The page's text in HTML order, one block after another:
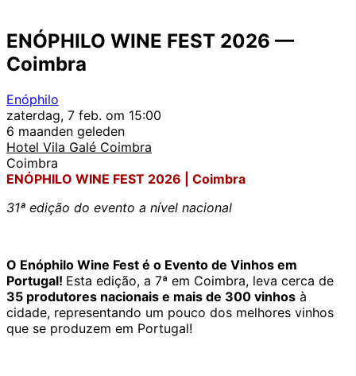
ENÓPHILO WINE FEST 2026 —
Coimbra
Enóphilo
zaterdag, 7 feb. om 15:00
6 maanden geleden
Hotel Vila Galé Coimbra
Coimbra
ENÓPHILO WINE FEST 2026 | Coimbra
31ª edição do evento a nível nacional
O Enóphilo Wine Fest é o Evento de Vinhos em
Portugal! Esta edição, a 7ª em Coimbra, leva cerca de
35 produtores nacionais e mais de 300 vinhos à
cidade, representando um pouco dos melhores vinhos
que se produzem em Portugal!